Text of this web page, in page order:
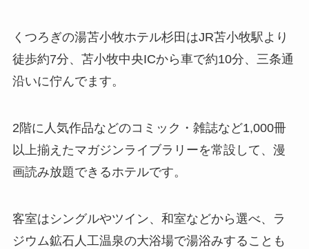
くつろぎの湯苫小牧ホテル杉田はJR苫小牧駅より
徒歩約7分、苫小牧中央ICから車で約10分、三条通
沿いに佇んでます。
2階に人気作品などのコミック・雑誌など1,000冊
以上揃えたマガジンライブラリーを常設して、漫
画読み放題できるホテルです。
客室はシングルやツイン、和室などから選べ、ラ
ジウム鉱石人工温泉の大浴場で湯浴みすることも